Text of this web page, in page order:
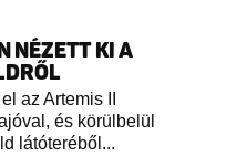
NÉZETT KI A
az Artemis II
és körülbelül
látóteréből...